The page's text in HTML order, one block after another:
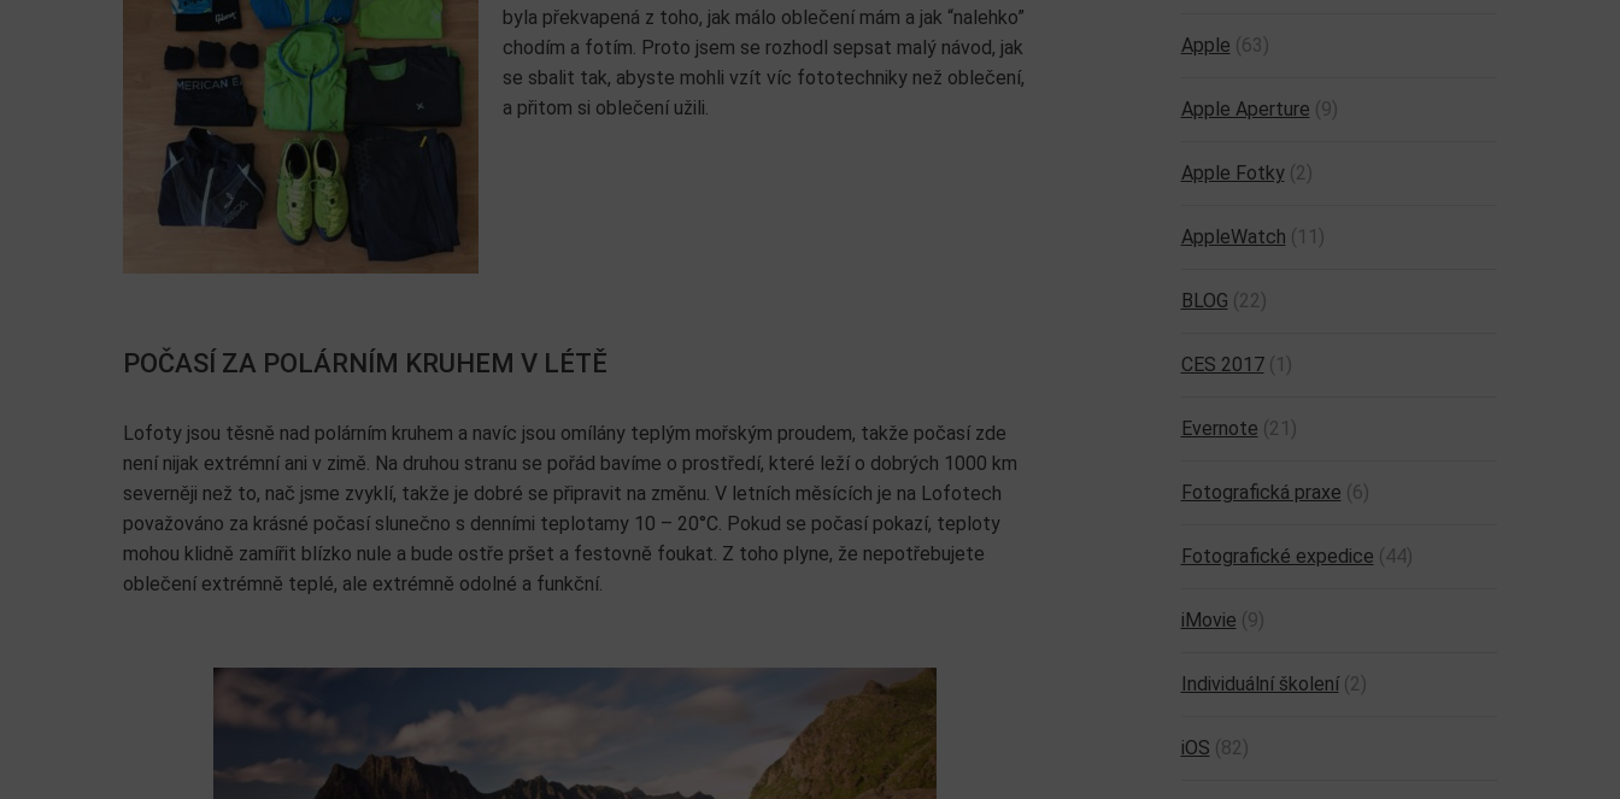
byla překvapená z toho, jak málo oblečení mám a jak “nalehko”
chodím a fotím. Proto jsem se rozhodl sepsat malý návod, jak
se sbalit tak, abyste mohli vzít víc fototechniky než oblečení,
a přitom si oblečení užili.
POČASÍ ZA POLÁRNÍM KRUHEM V LÉTĚ
Lofoty jsou těsně nad polárním kruhem a navíc jsou omílány teplým mořským proudem, takže počasí zde
není nijak extrémní ani v zimě. Na druhou stranu se pořád bavíme o prostředí, které leží o dobrých 1000 km
severněji než to, nač jsme zvyklí, takže je dobré se připravit na změnu. V letních měsících je na Lofotech
považováno za krásné počasí slunečno s denními teplotamy 10 – 20°C. Pokud se počasí pokazí, teploty
mohou klidně zamířit blízko nule a bude ostře pršet a festovně foukat. Z toho plyne, že nepotřebujete
oblečení extrémně teplé, ale extrémně odolné a funkční.
Apple (63)
Apple Aperture (9)
Apple Fotky(2)
AppleWatch (11)
BLOG (22)
CES 2017(1)
Evernote (21)
Fotografická praxe (6)
Fotografické expedice (44)
iMovie (9)
Individuální školení(2)
iOS (82)